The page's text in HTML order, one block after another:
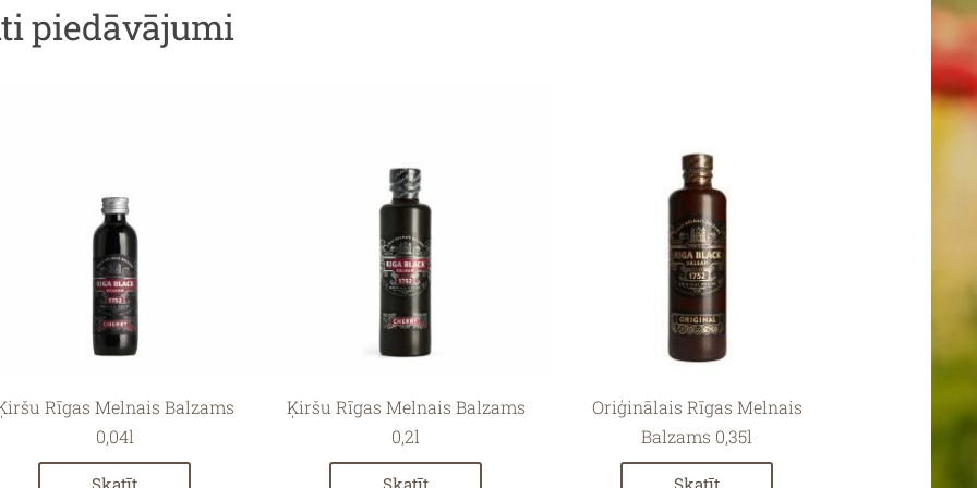
piedāvājumi
Rīgas Melnais Balzams
0,04l
Skatīt
Ķiršu Rīgas Melnais Balzams
0,2l
Skatīt
Oriģinālais Rīgas Melnais
Balzams 0,35l
Skatīt